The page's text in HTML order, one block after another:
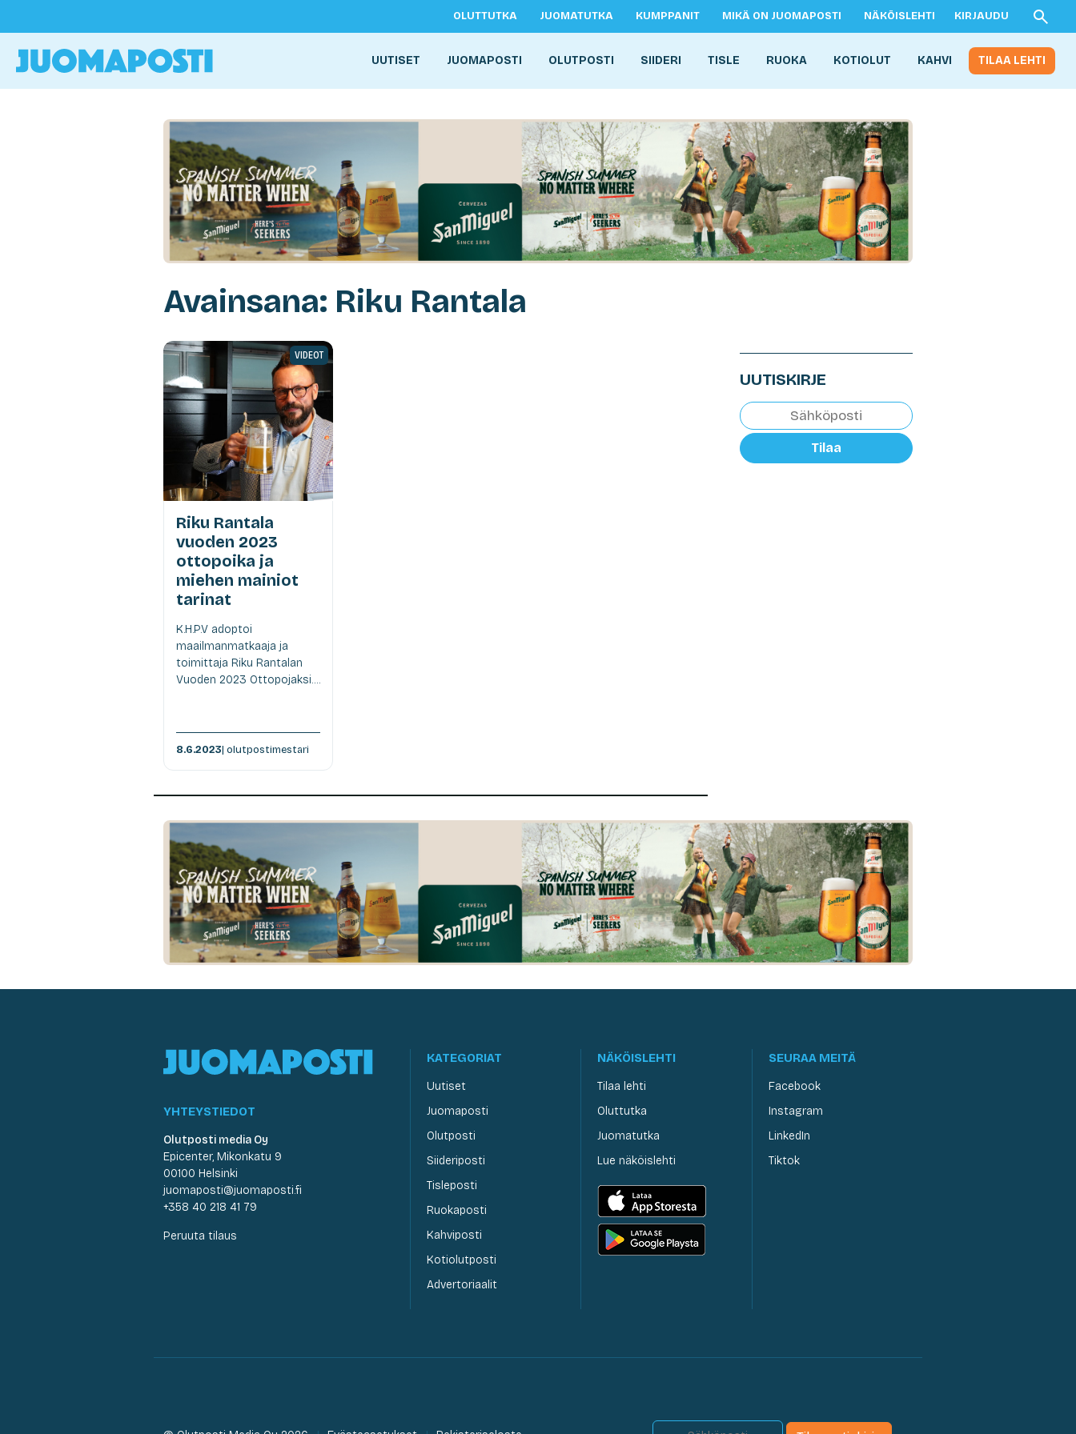
OLUTTUTKA JUOMATUTKA KUMPPANIT MIKÄ ON JUOMAPOSTI NÄKÖISLEHTI KIRJAUDU
UUTISET JUOMAPOSTI OLUTPOSTI SIIDERI TISLE RUOKA KOTIOLUT KAHVI TILAA LEHTI
Avainsana: Riku Rantala
VIDEOT
Riku Rantala
vuoden 2023
ottopoika ja
miehen mainiot
tarinat
K.H.P.V adoptoi
maailmanmatkaaja ja
toimittaja Riku Rantalan
Vuoden 2023 Ottopojaksi....
8.6.2023| olutpostimestari
UUTISKIRJE
Tilaa
YHTEYSTIEDOT
Olutposti media Oy
Epicenter, Mikonkatu 9
00100 Helsinki
juomaposti@juomaposti.fi
+358 40 218 41 79
Peruuta tilaus
KATEGORIAT
Uutiset
Juomaposti
Olutposti
Siideriposti
Tisleposti
Ruokaposti
Kahviposti
Kotiolutposti
Advertoriaalit
NÄKÖISLEHTI
Tilaa lehti
Oluttutka
Juomatutka
Lue näköislehti
SEURAA MEITÄ
Facebook
Instagram
LinkedIn
Tiktok